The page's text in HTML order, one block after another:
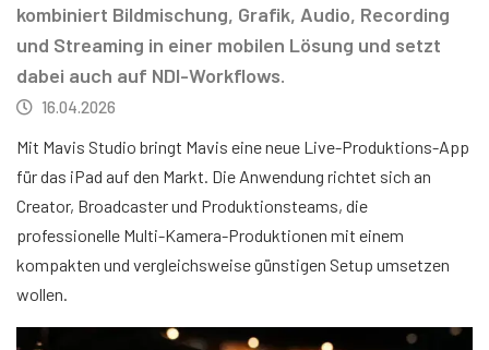
kombiniert Bildmischung, Grafik, Audio, Recording
und Streaming in einer mobilen Lösung und setzt
dabei auch auf NDI-Workflows.
16.04.2026
Mit Mavis Studio bringt Mavis eine neue Live-Produktions-App
für das iPad auf den Markt. Die Anwendung richtet sich an
Creator, Broadcaster und Produktionsteams, die
professionelle Multi-Kamera-Produktionen mit einem
kompakten und vergleichsweise günstigen Setup umsetzen
wollen.